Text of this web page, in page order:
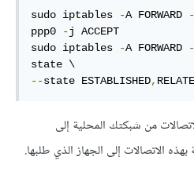
sudo iptables -A FORWARD -
ppp0
-j ACCEPT
sudo iptables
-A FORWARD -
--state ESTABLISHED,
من شبكتك المحلية إلى
بهذه الاتصالات إلى الجهاز الذي طلبها.